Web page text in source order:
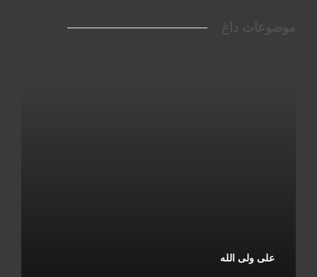
علی ولی الله